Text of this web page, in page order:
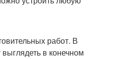
работ. В
в конечном